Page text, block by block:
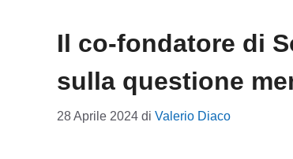
Il co-fondatore di
sulla questione
28 Aprile 2024 di Valerio Diaco